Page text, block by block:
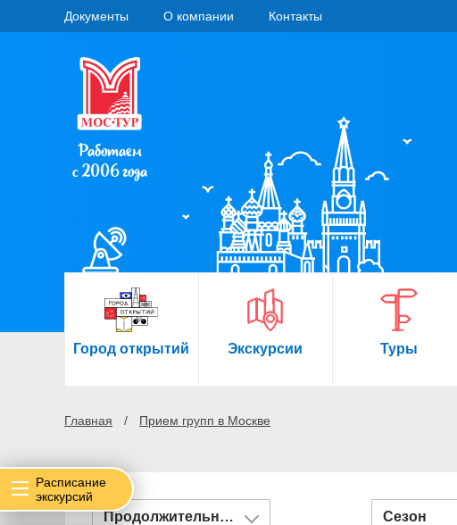
Документы О компании Контакты
Работаем
с 2006 года
Город открытий Экскурсии Туры
Главная Прием групп в Москве
Расписание
экскурсий
Продолжительность Сезон